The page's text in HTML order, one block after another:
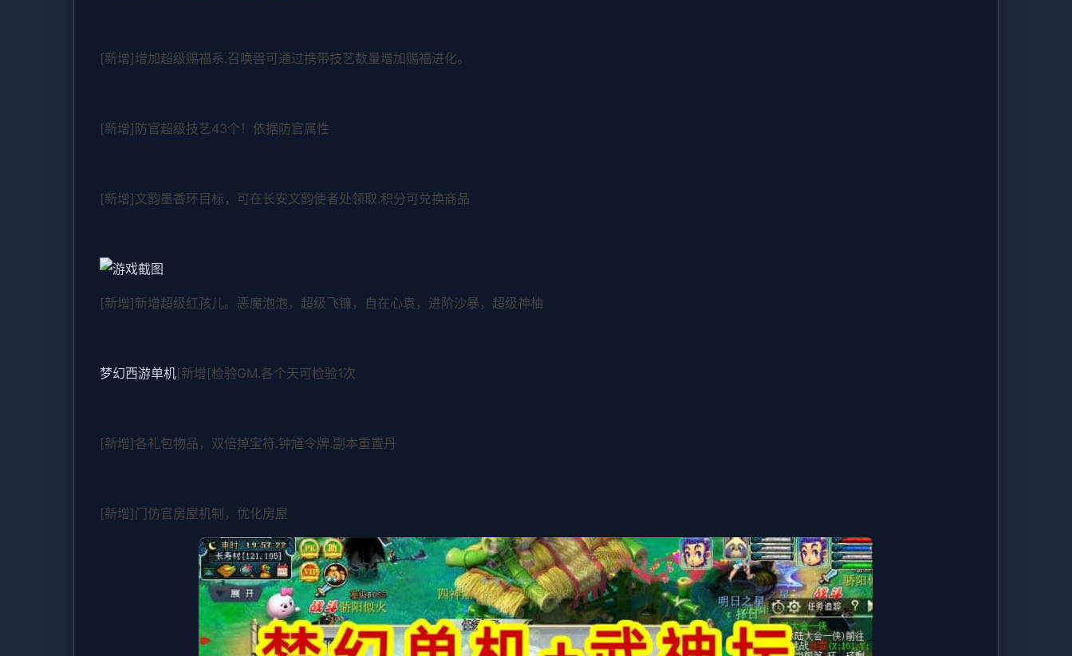
[新增]增加超级赐福系.召唤兽可通过携带技艺数量增加赐福进化。
[新增]防官超级技艺43个！依据防官属性
[新增]文韵墨香环目标，可在长安文韵使者处领取.积分可兑换商品
[新增]新增超级红孩儿。恶魔泡泡，超级飞镰，自在心袁，进阶沙暴，超级神柚
梦幻西游单机[新增[检验GM.各个天可检验1次
[新增]各礼包物品，双倍掉宝符.钟馗令牌.副本重置丹
[新增]门仿官房屋机制，优化房屋